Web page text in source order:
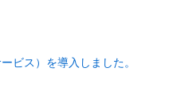
ビス）を導入しました。